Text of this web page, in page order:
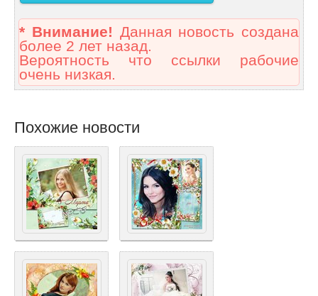
* Внимание! Данная новость создана
более 2 лет назад.
Вероятность что ссылки рабочие
очень низкая.
Похожие новости